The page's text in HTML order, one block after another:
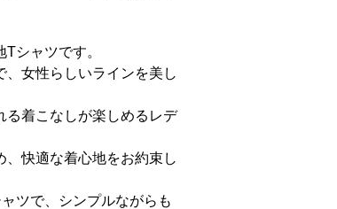
シャツです。
女性らしいラインを美し
る着こなしが楽しめるレデ
快適な着心地をお約束し
ツで、シンプルながらも